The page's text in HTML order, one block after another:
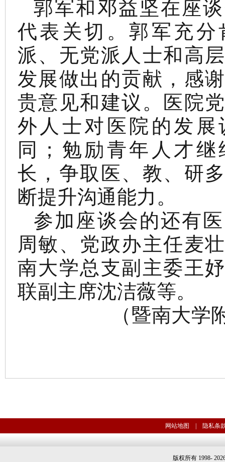
郭军和邓益坚在座
代表关切。郭军充分
派、无党派人士和高
发展做出的贡献，感
贵意见和建议。医院
外人士对医院的发展
同；勉励青年人才
长，争取医、教、研
断提升沟通能力。
参加座谈会的还有
周敏、党政办主任麦
南大学总支副主委王
联副主席沈洁薇等。
（暨南大学
网站地图 隐私条
版权所有 1998-